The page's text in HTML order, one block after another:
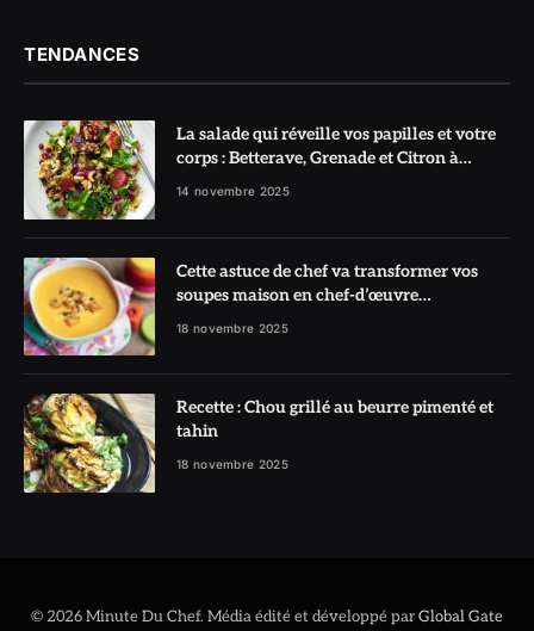
TENDANCES
La salade qui réveille vos papilles et votre
corps : Betterave, Grenade et Citron à
l’honneur
14 novembre 2025
Cette astuce de chef va transformer vos
soupes maison en chef-d’œuvre
réconfortant
18 novembre 2025
Recette : Chou grillé au beurre pimenté et
tahin
18 novembre 2025
© 2026 Minute Du Chef. Média édité et développé parGlobal Gate